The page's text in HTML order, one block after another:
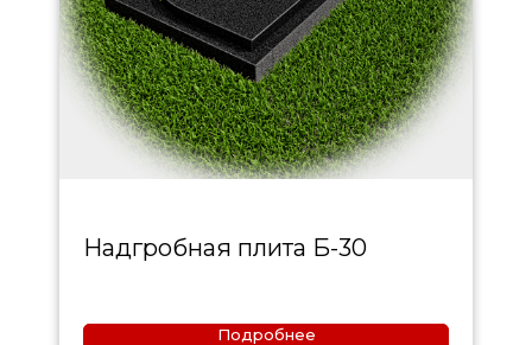
Надгробная плита Б-30
Подробнее